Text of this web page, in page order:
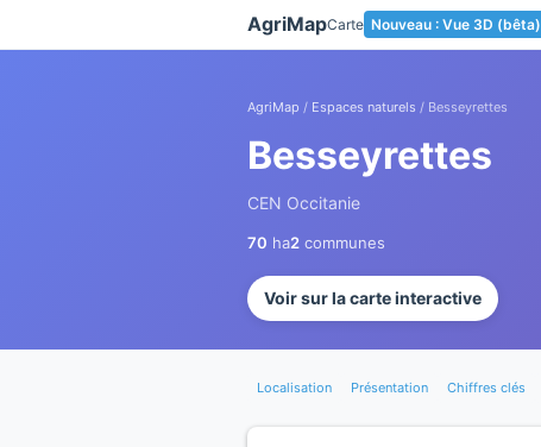
AgriMapCarte Nouveau : Vue 3D (bêta)
AgriMap / Espaces naturels / Besseyrettes
Besseyrettes
CEN Occitanie
70 ha2 communes
Voir sur la carte interactive
Localisation Présentation Chiffres clés
Panneau de gestion des cookies